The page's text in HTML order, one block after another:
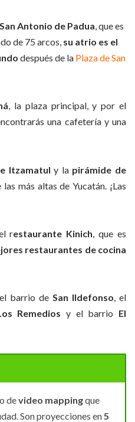
Antonio de Padua , que es
de 75 arcos, su atrio es el
después de la Plaza de San
, la plaza principal, y por el
una cafetería y una
Itzamatul y la pirámide de
las más altas de Yucatán. ¡Las
restaurante Kinich, que es
restaurantes de cocina
barrio deSan Ildefonso, el
Remedios y el barrio El
devideo mappingque
Son proyecciones en5